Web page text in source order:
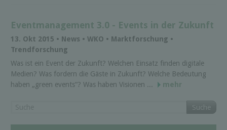
Eventmanagement 3.0 - Events in der Zukunft
13. Okt 2015 • News • WKO • Marktforschung •
Trendforschung
Was ist ein Event der Zukunft? Welchen Einsatz finden digitale
Medien? Was fordern die Gäste in Zukunft? Welche Bedeutung
haben „green events“? Was haben Visionen ...
mehr
Suche